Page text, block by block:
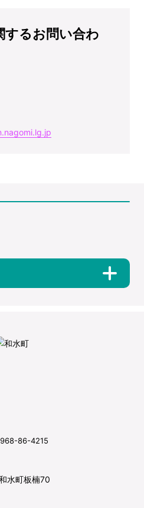
するお問い合わ
86-4215
水町板楠70